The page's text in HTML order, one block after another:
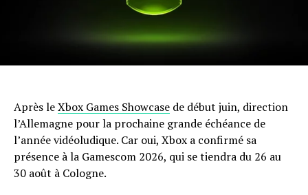
Après leXbox Games Showcase de début juin, direction
l’Allemagne pour la prochaine grande échéance de
l’année vidéoludique. Car oui, Xbox a confirmé sa
présence à la Gamescom 2026, qui se tiendra du 26 au
30 août à Cologne.